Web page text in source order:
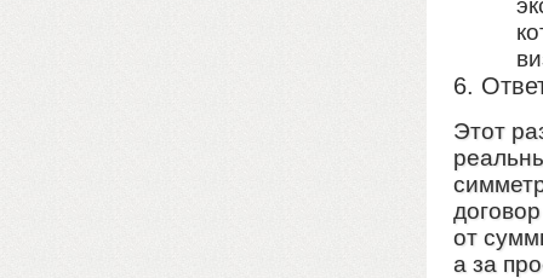
6.
Этот
от
а за